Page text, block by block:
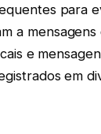
para
a
e
em